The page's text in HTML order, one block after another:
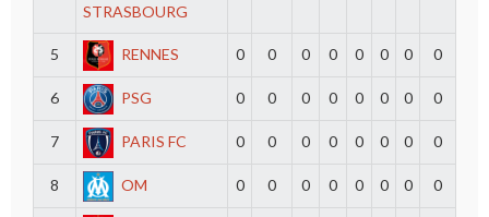
STRASBOURG
5 RENNES 0 0 0 0 0 0 0 0
6 PSG 0 0 0 0 0 0 0 0
7 PARIS FC 0 0 0 0 0 0 0 0
8 OM 0 0 0 0 0 0 0 0